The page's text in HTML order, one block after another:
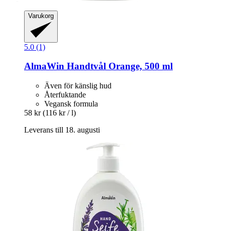
Varukorg
5.0 (1)
AlmaWin Handtvål Orange, 500 ml
Även för känslig hud
Återfuktande
Vegansk formula
58 kr (116 kr / l)
Leverans till 18. augusti